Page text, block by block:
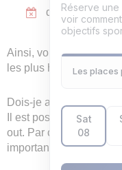
d’être détaché
Ainsi, vous pourrez
les plus hautes.
Dois-je arrêter de
Il est possible de
out. Par contre, il est
important pour soi.